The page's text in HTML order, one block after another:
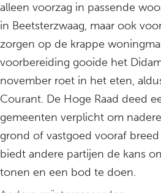
alleen voorzag in passende
in Beetsterzwaag, maar ook
zorgen op de krappe
voorbereiding gooide het
november roet in het eten,
Courant. De Hoge Raad deed
gemeenten verplicht om
grond of vastgoed vooraf
biedt andere partijen de kans
tonen en een bod te doen.